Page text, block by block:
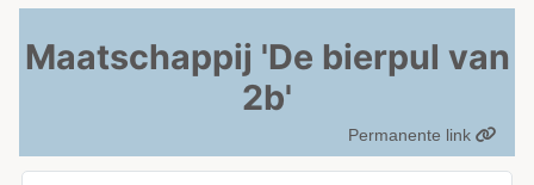
Maatschappij 'De bierpul van
2b'
Permanente link